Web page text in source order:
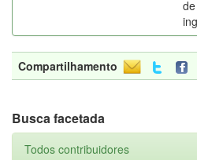
Compartilhamento
Busca facetada
Todos contribuidores